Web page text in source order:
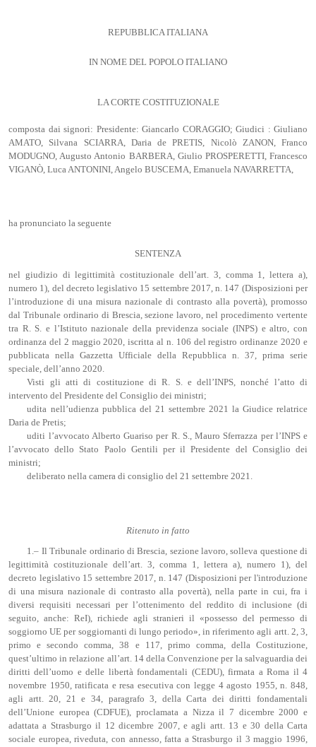
REPUBBLICA ITALIANA
IN NOME DEL POPOLO ITALIANO
LA CORTE COSTITUZIONALE
composta dai signori: Presidente: Giancarlo CORAGGIO; Giudici : Giuliano
AMATO, Silvana SCIARRA, Daria de PRETIS, Nicolò ZANON, Franco
MODUGNO, Augusto Antonio BARBERA, Giulio PROSPERETTI, Francesco
VIGANÒ, Luca ANTONINI, Angelo BUSCEMA, Emanuela NAVARRETTA,
ha pronunciato la seguente
SENTENZA
nel giudizio di legittimità costituzionale dell’art. 3, comma 1, lettera a),
numero 1), del decreto legislativo 15 settembre 2017, n. 147 (Disposizioni per
l’introduzione di una misura nazionale di contrasto alla povertà), promosso
dal Tribunale ordinario di Brescia, sezione lavoro, nel procedimento vertente
tra R. S. e l’Istituto nazionale della previdenza sociale (INPS) e altro, con
ordinanza del 2 maggio 2020, iscritta al n. 106 del registro ordinanze 2020 e
pubblicata nella Gazzetta Ufficiale della Repubblica n. 37, prima serie
speciale, dell’anno 2020.
Visti gli atti di costituzione di R. S. e dell’INPS, nonché l’atto di
intervento del Presidente del Consiglio dei ministri;
udita nell’udienza pubblica del 21 settembre 2021 la Giudice relatrice
Daria de Pretis;
uditi l’avvocato Alberto Guariso per R. S., Mauro Sferrazza per l’INPS e
l’avvocato dello Stato Paolo Gentili per il Presidente del Consiglio dei
ministri;
deliberato nella camera di consiglio del 21 settembre 2021.
Ritenuto in fatto
1.– Il Tribunale ordinario di Brescia, sezione lavoro, solleva questione di
legittimità costituzionale dell’art. 3, comma 1, lettera a), numero 1), del
decreto legislativo 15 settembre 2017, n. 147 (Disposizioni per l'introduzione
di una misura nazionale di contrasto alla povertà), nella parte in cui, fra i
diversi requisiti necessari per l’ottenimento del reddito di inclusione (di
seguito, anche: ReI), richiede agli stranieri il «possesso del permesso di
soggiorno UE per soggiornanti di lungo periodo», in riferimento agli artt. 2, 3,
primo e secondo comma, 38 e 117, primo comma, della Costituzione,
quest’ultimo in relazione all’art. 14 della Convenzione per la salvaguardia dei
diritti dell’uomo e delle libertà fondamentali (CEDU), firmata a Roma il 4
novembre 1950, ratificata e resa esecutiva con legge 4 agosto 1955, n. 848,
agli artt. 20, 21 e 34, paragrafo 3, della Carta dei diritti fondamentali
dell’Unione europea (CDFUE), proclamata a Nizza il 7 dicembre 2000 e
adattata a Strasburgo il 12 dicembre 2007, e agli artt. 13 e 30 della Carta
sociale europea, riveduta, con annesso, fatta a Strasburgo il 3 maggio 1996,